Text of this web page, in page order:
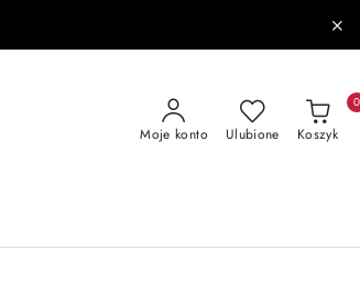
Moje konto Ulubione Koszyk
0